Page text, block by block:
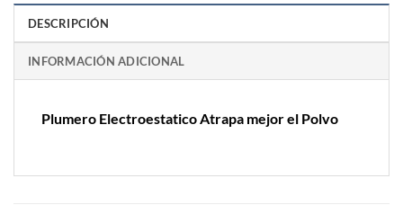
DESCRIPCIÓN
INFORMACIÓN ADICIONAL
Plumero Electroestatico Atrapa mejor el Polvo